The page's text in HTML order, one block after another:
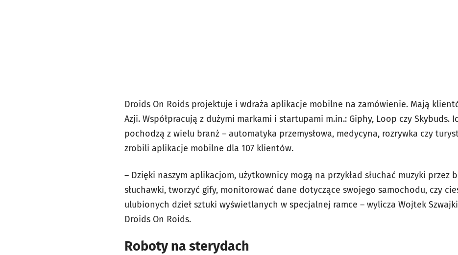
Droids On Roids projektuje i wdraża aplikacje mobilne na zamówienie. Mają
Azji. Współpracują z dużymi markami i startupami m.in.: Giphy, Loop czy Skybuds.
pochodzą z wielu branż – automatyka przemysłowa, medycyna, rozrywka czy
zrobili aplikacje mobilne dla 107 klientów.
– Dzięki naszym aplikacjom, użytkownicy mogą na przykład słuchać muzyki przez
słuchawki, tworzyć gify, monitorować dane dotyczące swojego samochodu, czy
ulubionych dzieł sztuki wyświetlanych w specjalnej ramce – wylicza Wojtek
Droids On Roids.
Roboty na sterydach